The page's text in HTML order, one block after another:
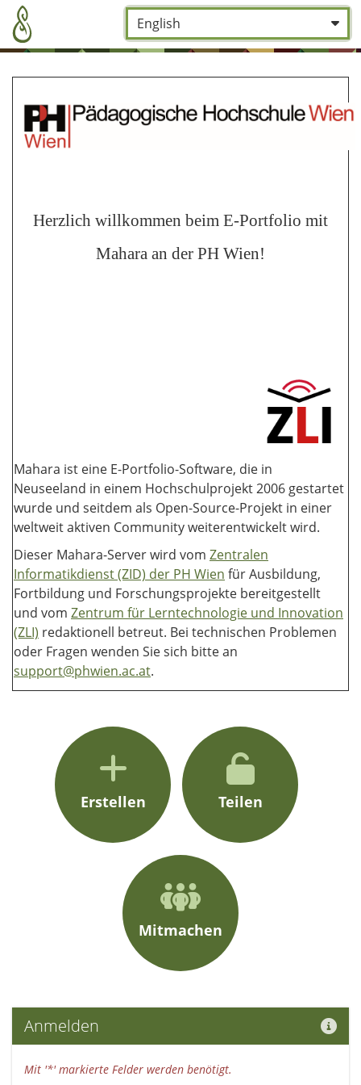
Zum Hauptinhalt zurückspringen
Sprache:
Herzlich willkommen beim E-Portfolio mit
Mahara an der PH Wien!
Mahara ist eine E-Portfolio-Software, die in
Neuseeland in einem Hochschulprojekt 2006 gestartet
wurde und seitdem als Open-Source-Projekt in einer
weltweit aktiven Community weiterentwickelt wird.
Dieser Mahara-Server wird vom Zentralen
Informatikdienst (ZID) der PH Wien für Ausbildung,
Fortbildung und Forschungsprojekte bereitgestellt
und vom Zentrum für Lerntechnologie und Innovation
(ZLI) redaktionell betreut. Bei technischen Problemen
oder Fragen wenden Sie sich bitte an
support@phwien.ac.at.
Erstellen Teilen
Mitmachen
Anmelden
Mit '*' markierte Felder werden benötigt.